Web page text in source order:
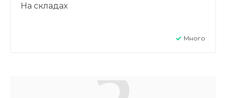
На складах
Много